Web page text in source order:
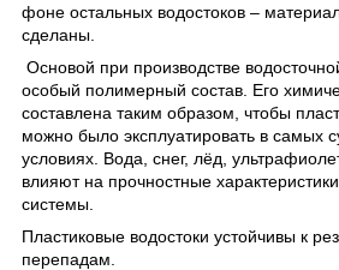
фоне остальных водостоков –
сделаны.
Основой при производстве
особый полимерный состав. Его
составлена таким образом, чтобы
можно было эксплуатировать в самых
условиях. Вода, снег, лёд,
влияют на прочностные
системы.
Пластиковые водостоки устойчивы к
перепадам.